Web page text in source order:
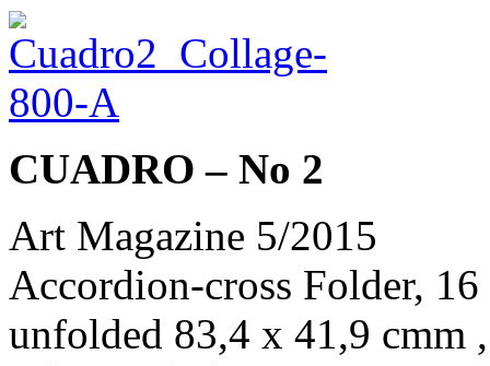
CUADRO – No 2
Art Magazine 5/2015
Accordion-cross Folder, 16
unfolded 83,4 x 41,9 cmm